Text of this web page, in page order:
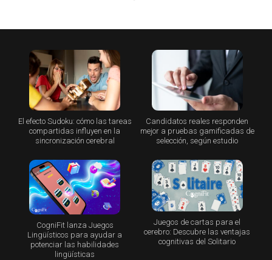
El efecto Sudoku: cómo las tareas
compartidas influyen en la
sincronización cerebral
Candidatos reales responden
mejor a pruebas gamificadas de
selección, según estudio
CogniFit lanza Juegos
Lingüísticos para ayudar a
potenciar las habilidades
lingüísticas
Juegos de cartas para el
cerebro: Descubre las ventajas
cognitivas del Solitario